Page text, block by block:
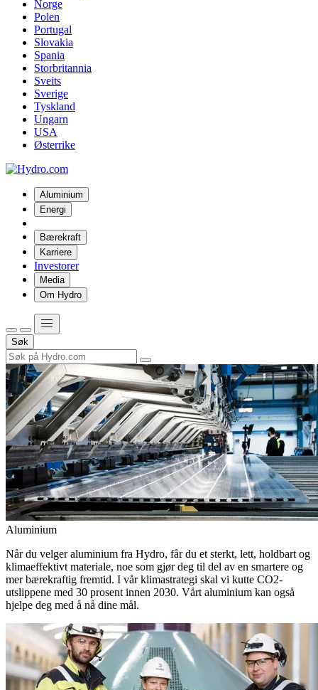
Norge
Polen
Portugal
Slovakia
Spania
Storbritannia
Sveits
Sverige
Tyskland
Ungarn
USA
Østerrike
Aluminium
Energi
Bærekraft
Karriere
Investorer
Media
Om Hydro
Søk
Aluminium
Når du velger aluminium fra Hydro, får du et sterkt, lett, holdbart og
klimaeffektivt materiale, noe som gjør deg til del av en smartere og
mer bærekraftig fremtid. I vår klimastrategi skal vi kutte CO2-
utslippene med 30 prosent innen 2030. Vårt aluminium kan også
hjelpe deg med å nå dine mål.